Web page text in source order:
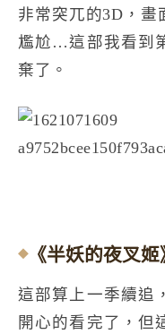
非常突兀的3D，畫
尷尬…這部我看到
棄了。
《半妖的夜叉姬
這部算上一季續追
開心的看完了，但